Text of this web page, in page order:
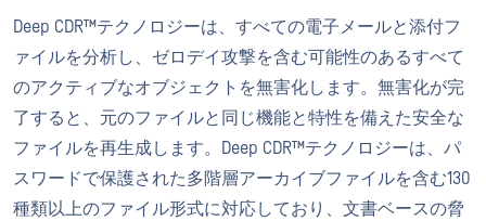
Deep CDR™テクノロジーは、すべての電子メールと添付フ
ァイルを分析し、ゼロデイ攻撃を含む可能性のあるすべて
のアクティブなオブジェクトを無害化します。無害化が完
了すると、元のファイルと同じ機能と特性を備えた安全な
ファイルを再生成します。Deep CDR™テクノロジーは、パ
スワードで保護された多階層アーカイブファイルを含む130
種類以上のファイル形式に対応しており、文書ベースの脅